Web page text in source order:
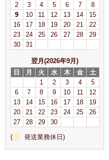
2
3 4 5 6 7
8
9
10 11 12 13 14
15
16
17 18 19 20 21
22
23
24 25 26 27 28
29
30
31
翌月(2026年9月)
日
月 火 水 木 金
土
1
2 3 4
5
6
7 8 9 10 11
12
13
14 15 16 17 18
19
20
21 22 23 24 25
26
27
28 29
30
(
発送業務休日)